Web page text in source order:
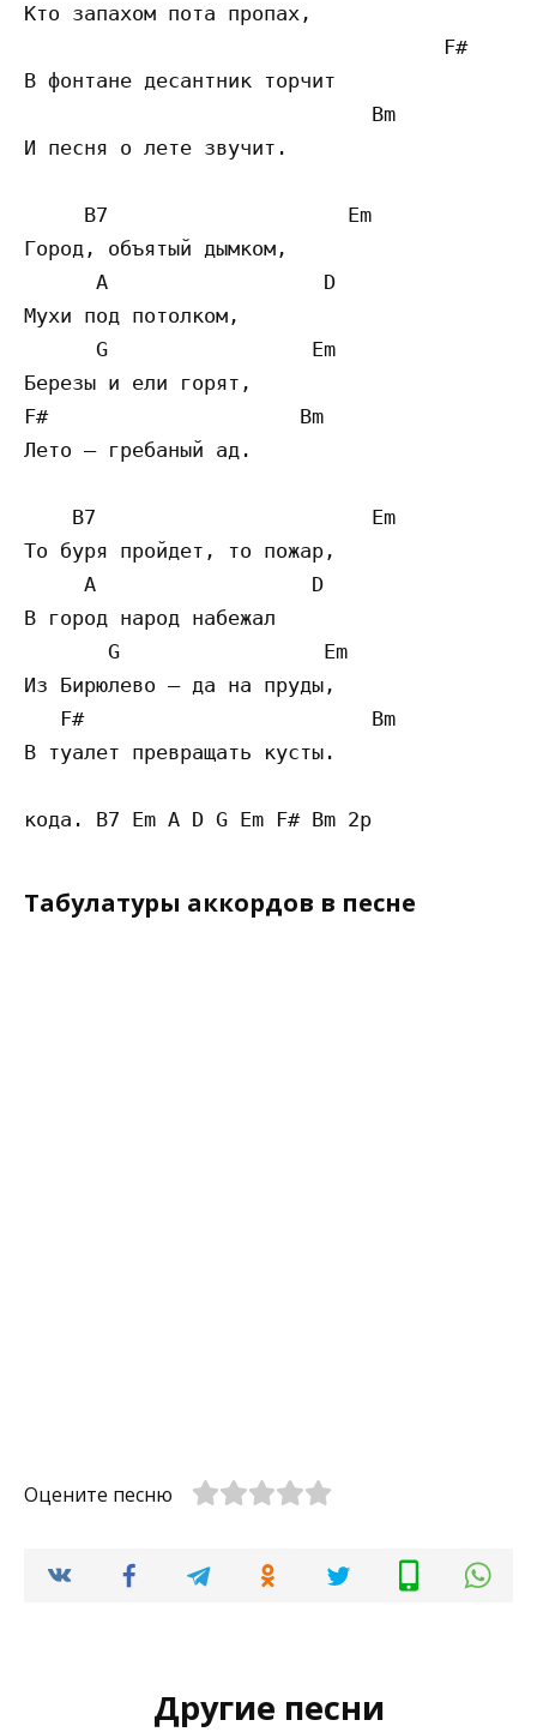
Кто запахом пота пропах,
                                   F#
В фонтане десантник торчит
                             Bm
И песня о лете звучит.
     B7                    Em
Город, объятый дымком,
      A                  D
Мухи под потолком,
      G                 Em
Березы и ели горят,
F#                     Bm
Лето — гребаный ад.
    B7                       Em
То буря пройдет, то пожар,
     A                  D
В город народ набежал
       G                 Em
Из Бирюлево — да на пруды,
   F#                        Bm
В туалет превращать кусты.
Табулатуры аккордов в песне
Оцените песню
Другие песни